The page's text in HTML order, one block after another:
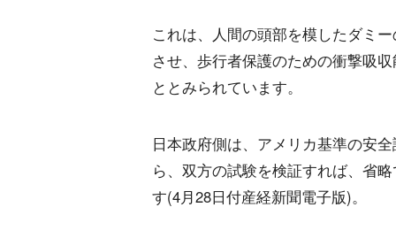
これは、人間の頭部を模したダミ
させ、歩行者保護のための衝撃吸
ととみられています。
日本政府側は、アメリカ基準の安
ら、双方の試験を検証すれば、省
す(4月28日付産経新聞電子版)。